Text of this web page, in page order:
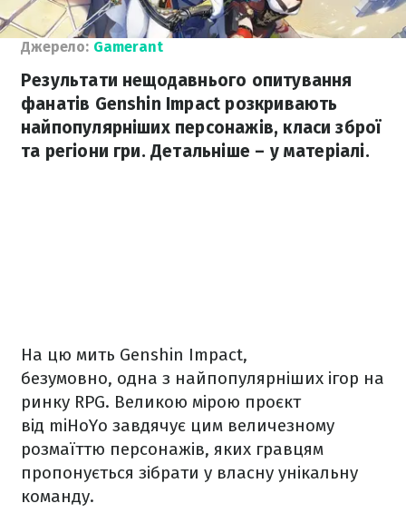
Джерело: Gamerant
Результати нещодавнього опитування
фанатів Genshin Impact розкривають
найпопулярніших персонажів, класи зброї
та регіони гри. Детальніше – у матеріалі.
На цю мить Genshin Impact,
безумовно, одна з найпопулярніших ігор на
ринку RPG. Великою мірою проєкт
від miHoYo завдячує цим величезному
розмаїттю персонажів, яких гравцям
пропонується зібрати у власну унікальну
команду.